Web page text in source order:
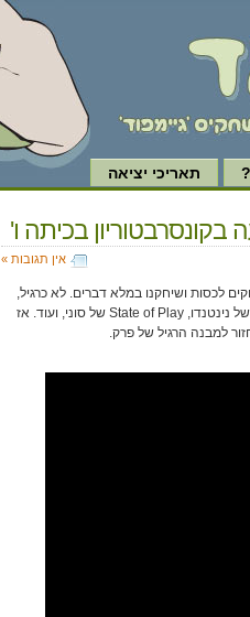
תאריכי יציאה
אין תגובות »
לכסות ושיחקנו במלא דברים. לא כרגיל,
החודש הזה גם הכיל המון חדשות, כולל דיירקט עמוס של נינטנדו, State of Play של סוני, ועוד. אז
למבנה הרגיל של פרק.